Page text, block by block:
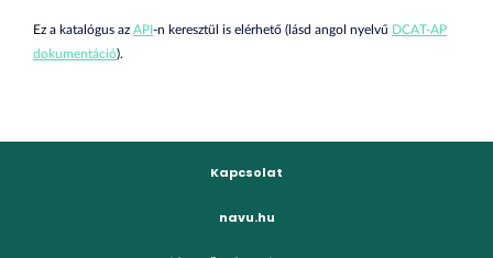
Ez a katalógus az API-n keresztül is elérhető (lásd angol nyelvű DCAT-AP
dokumentáció).
Kapcsolat
navu.hu